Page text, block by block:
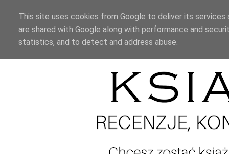
This site uses cookies from Google to deliver its
are shared with Google along with performance and
statistics, and to detect and address abuse.